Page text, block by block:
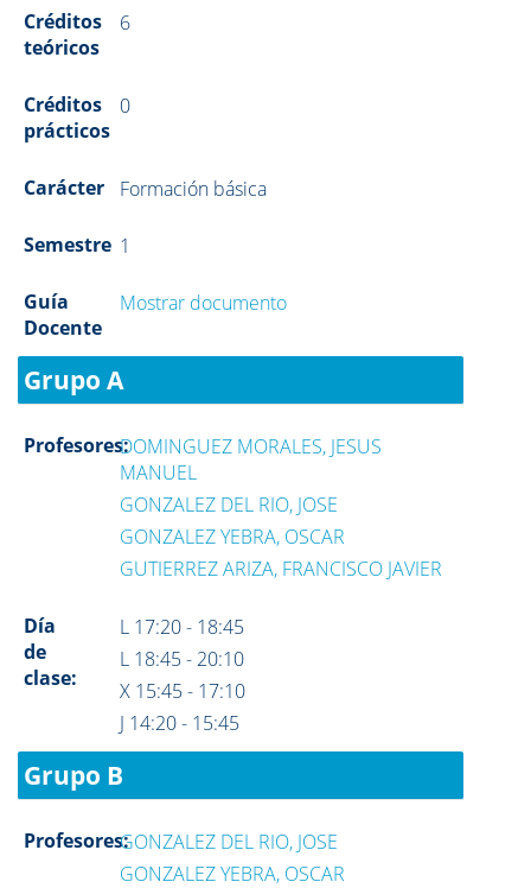
Créditos
teóricos
6
Créditos
prácticos
0
Carácter Formación básica
Semestre 1
Guía
Docente
Mostrar documento
Grupo A
Profesores:DOMINGUEZ MORALES, JESUS
MANUEL
GONZALEZ DEL RIO, JOSE
GONZALEZ YEBRA, OSCAR
GUTIERREZ ARIZA, FRANCISCO JAVIER
Día
de
clase:
L 17:20 - 18:45
L 18:45 - 20:10
X 15:45 - 17:10
J 14:20 - 15:45
Grupo B
Profesores:GONZALEZ DEL RIO, JOSE
GONZALEZ YEBRA, OSCAR